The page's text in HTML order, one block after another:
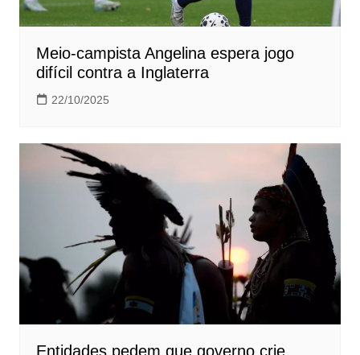
Meio-campista Angelina espera jogo
difícil contra a Inglaterra
22/10/2025
Entidades pedem que governo crie